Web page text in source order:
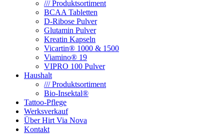
/// Produktsortiment
BCAA Tabletten
D-Ribose Pulver
Glutamin Pulver
Kreatin Kapseln
Vicartin® 1000 & 1500
Viamino® 19
VIPRO 100 Pulver
Haushalt
/// Produktsortiment
Bio-Insektal®
Tattoo-Pflege
Werksverkauf
Über Hirt Via Nova
Kontakt